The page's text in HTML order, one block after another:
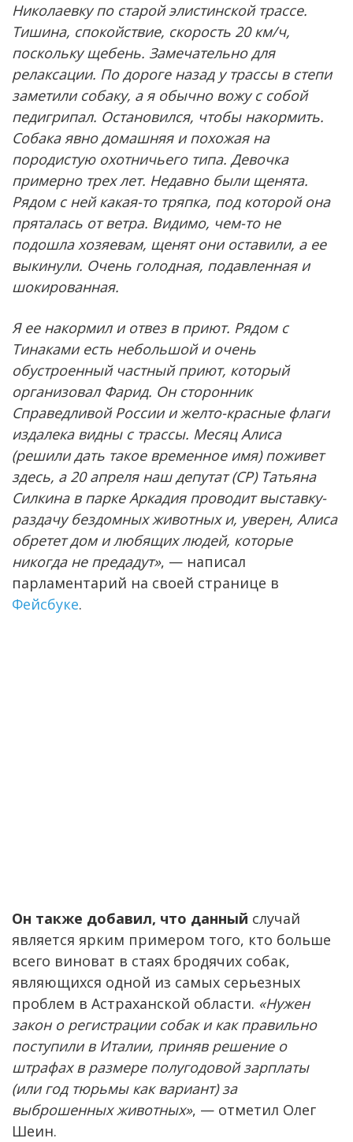
Николаевку по старой элистинской трассе.
Тишина, спокойствие, скорость 20 км/ч,
поскольку щебень. Замечательно для
релаксации. По дороге назад у трассы в степи
заметили собаку, а я обычно вожу с собой
педигрипал. Остановился, чтобы накормить.
Собака явно домашняя и похожая на
породистую охотничьего типа. Девочка
примерно трех лет. Недавно были щенята.
Рядом с ней какая-то тряпка, под которой она
пряталась от ветра. Видимо, чем-то не
подошла хозяевам, щенят они оставили, а ее
выкинули. Очень голодная, подавленная и
шокированная.
Я ее накормил и отвез в приют. Рядом с
Тинаками есть небольшой и очень
обустроенный частный приют, который
организовал Фарид. Он сторонник
Справедливой России и желто-красные флаги
издалека видны с трассы. Месяц Алиса
(решили дать такое временное имя) поживет
здесь, а 20 апреля наш депутат (СР) Татьяна
Силкина в парке Аркадия проводит выставку-
раздачу бездомных животных и, уверен, Алиса
обретет дом и любящих людей, которые
никогда не предадут», — написал
парламентарий на своей странице в
Фейсбуке.
Он также добавил, что данный случай
является ярким примером того, кто больше
всего виноват в стаях бродячих собак,
являющихся одной из самых серьезных
проблем в Астраханской области. «Нужен
закон о регистрации собак и как правильно
поступили в Италии, приняв решение о
штрафах в размере полугодовой зарплаты
(или год тюрьмы как вариант) за
выброшенных животных», — отметил Олег
Шеин.